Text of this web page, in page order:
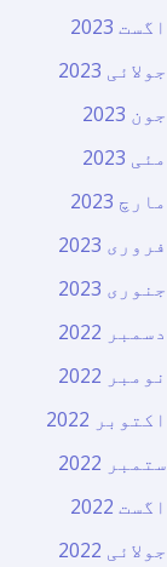
اگست 2023
جولائی 2023
جون 2023
مئی 2023
مارچ 2023
فروری 2023
جنوری 2023
دسمبر 2022
نومبر 2022
اکتوبر 2022
ستمبر 2022
اگست 2022
جولائی 2022